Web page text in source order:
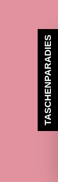
TASCHENPARADIES